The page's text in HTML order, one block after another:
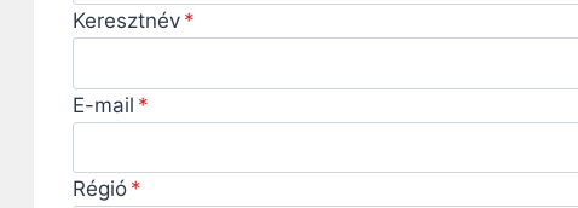
Keresztnév
E-mail
Régió